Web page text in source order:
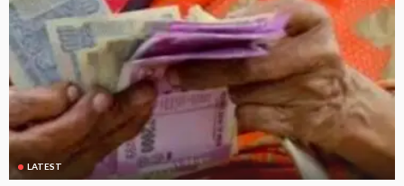
LATEST